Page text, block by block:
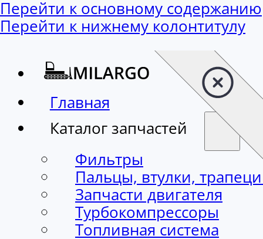
Перейти к основному содержанию
Перейти к нижнему колонтитулу
Главная
Каталог запчастей
Фильтры
Пальцы, втулки,
Запчасти двигателя
Турбокомпрессоры
Топливная система